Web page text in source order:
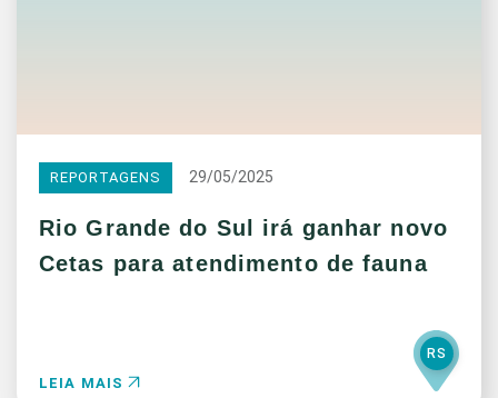
REPORTAGENS 29/05/2025
Rio Grande do Sul irá ganhar novo
Cetas para atendimento de fauna
LEIA MAIS
RS